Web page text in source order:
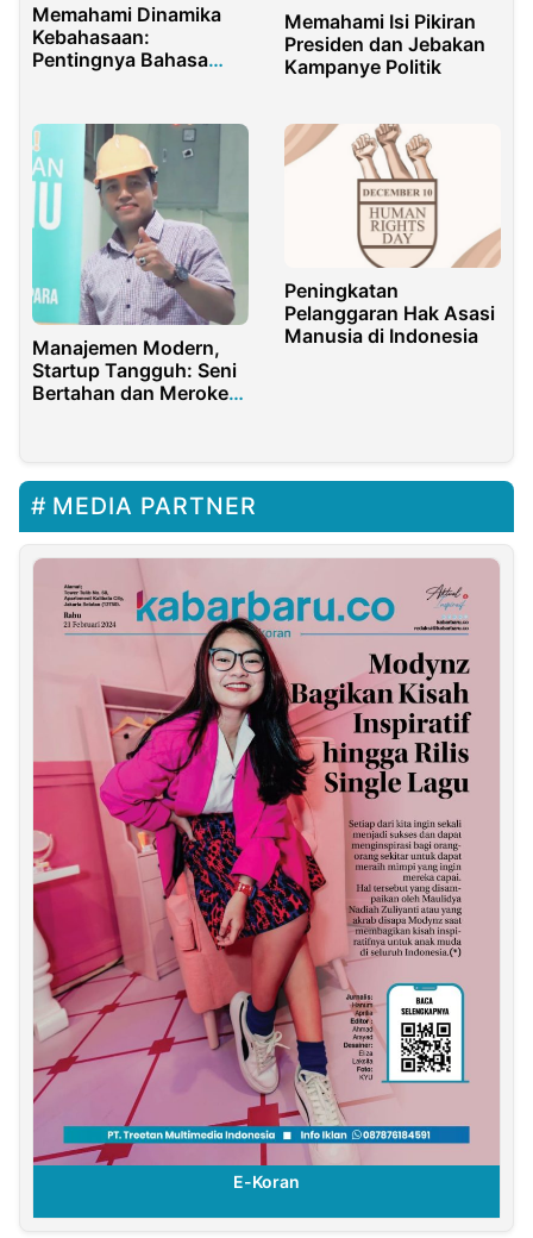
Memahami Dinamika
Kebahasaan:
Pentingnya Bahasa
Memahami Isi Pikiran
Presiden dan Jebakan
Kampanye Politik
Manajemen Modern,
Startup Tangguh: Seni
Bertahan dan Meroket
Peningkatan
Pelanggaran Hak Asasi
Manusia di Indonesia
MEDIA PARTNER
E-Koran